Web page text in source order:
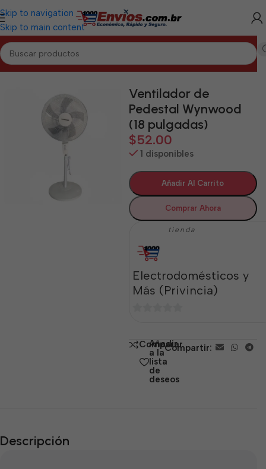
Skip to navigation
Skip to main content
Inicio/SANCTI SPÍRITUS/Electrodomésticos Sancti Spíritus
Ventilador de
Pedestal Wynwood
(18 pulgadas)
$52.00
1 disponibles
Añadir Al Carrito
Comprar Ahora
tienda
Electrodomésticos y
Más (Privincia)
5 Comparar
Añadir
a la
lista
de
deseos
Compartir:
Descripción